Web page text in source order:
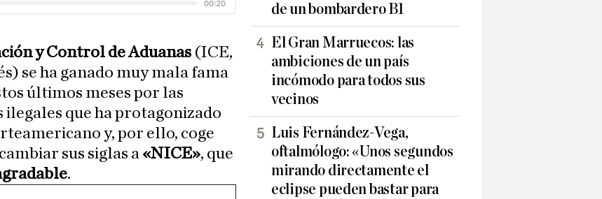
y Control de Aduanas (ICE,
se ha ganado muy mala fama
últimos meses por las
que ha protagonizado
y, por ello, coge
sus siglas a «NICE», que
.
de un bombardero B1
El Gran Marruecos: las
ambiciones de un país
incómodo para todos sus
vecinos
Luis Fernández-Vega,
oftalmólogo: «Unos segundos
mirando directamente el
eclipse pueden bastar para